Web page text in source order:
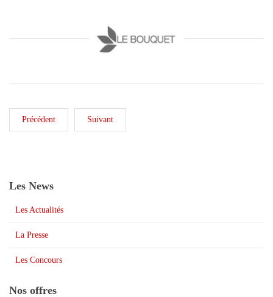
Précédent Suivant
Les News
Les Actualités
La Presse
Les Concours
Nos offres